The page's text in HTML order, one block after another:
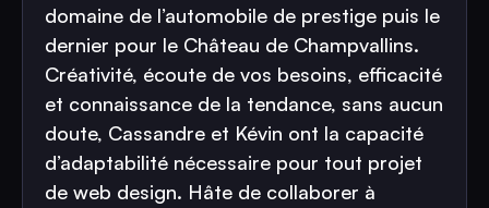
domaine de l’automobile de prestige puis le
dernier pour le Château de Champvallins.
Créativité, écoute de vos besoins, efficacité
et connaissance de la tendance, sans aucun
doute, Cassandre et Kévin ont la capacité
d’adaptabilité nécessaire pour tout projet
de web design. Hâte de collaborer à